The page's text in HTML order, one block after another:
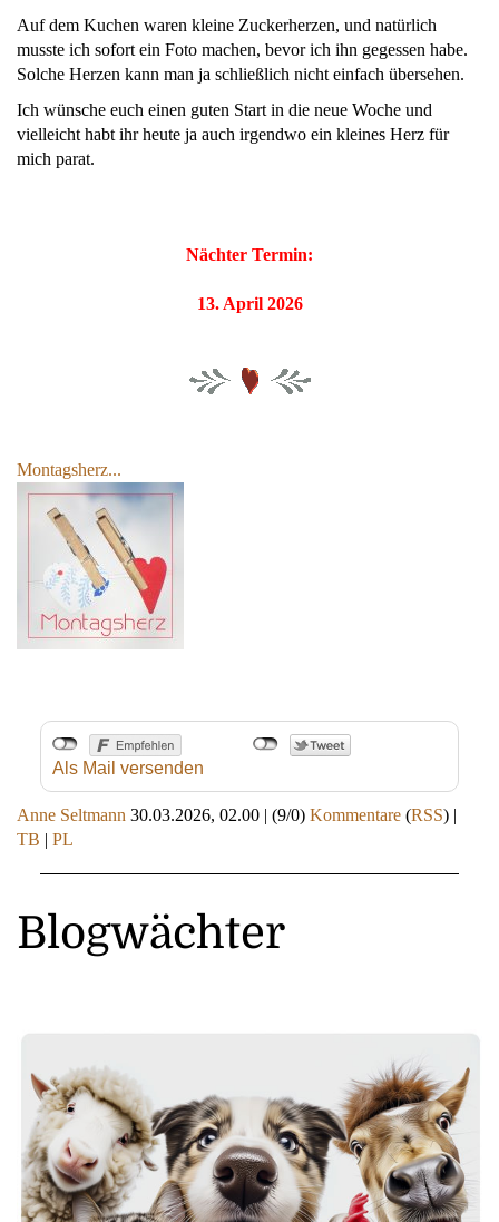
Auf dem Kuchen waren kleine Zuckerherzen, und natürlich
musste ich sofort ein Foto machen, bevor ich ihn gegessen habe.
Solche Herzen kann man ja schließlich nicht einfach übersehen.
Ich wünsche euch einen guten Start in die neue Woche und
vielleicht habt ihr heute ja auch irgendwo ein kleines Herz für
mich parat.
Nächter Termin:
13. April 2026
Montagsherz...
Als Mail versenden
Anne Seltmann 30.03.2026, 02.00 | (9/0) Kommentare (RSS) |
TB | PL
Blogwächter